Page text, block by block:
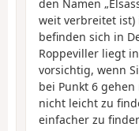
den Namen
weit verbreitet ist)
befinden sich in
Roppeviller liegt
vorsichtig, wenn
bei Punkt 6
nicht leicht zu
einfacher zu